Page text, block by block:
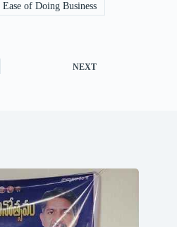
of Doing Business
NEXT